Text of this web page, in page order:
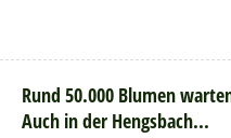
Rund 50.000 Blumen
Auch in der Hengsbach...